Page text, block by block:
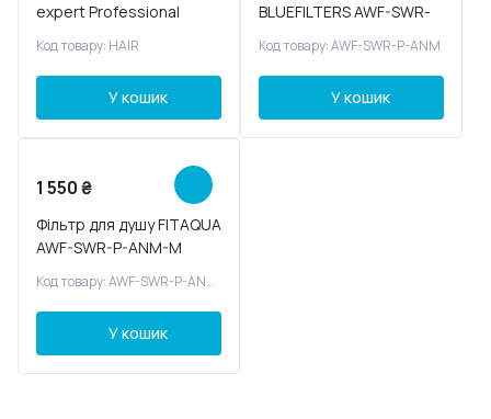
expert Professional
Код товару: HAIR
У кошик
BLUEFILTERS AWF-SWR-
Код товару: AWF-SWR-P-ANM
У кошик
1 550₴
Фільтр для душу FITAQUA
AWF-SWR-P-ANM-M
Код товару: AWF-SWR-P-ANM-M
У кошик